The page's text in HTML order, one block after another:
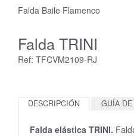
Falda Baile Flamenco
Falda TRINI
Ref: TFCVM2109-RJ
DESCRIPCIÓN GUÍA
Falda elástica TRINI.